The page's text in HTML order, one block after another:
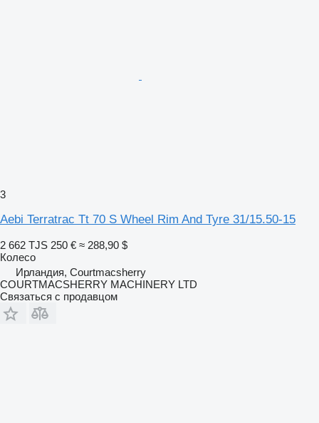
3
Aebi Terratrac Tt 70 S Wheel Rim And Tyre 31/15.50-15
2 662 TJS 250 € ≈ 288,90 $
Колесо
Ирландия, Courtmacsherry
COURTMACSHERRY MACHINERY LTD
Связаться с продавцом